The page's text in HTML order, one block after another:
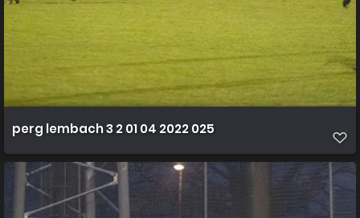
perg lembach 3 2 01 04 2022 025